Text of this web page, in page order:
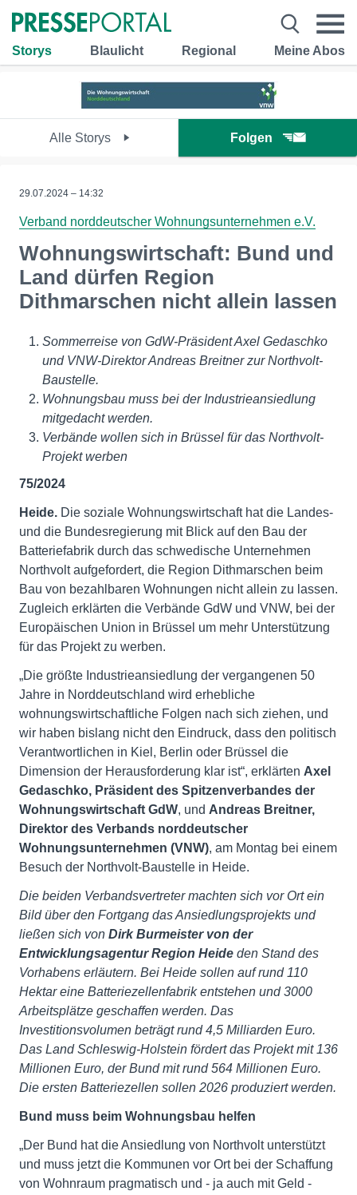
Storys Blaulicht Regional Meine Abos
Alle Storys Folgen
29.07.2024 – 14:32
Verband norddeutscher Wohnungsunternehmen e.V.
Wohnungswirtschaft: Bund und
Land dürfen Region
Dithmarschen nicht allein lassen
Sommerreise von GdW-Präsident Axel Gedaschko
und VNW-Direktor Andreas Breitner zur Northvolt-
Baustelle.
Wohnungsbau muss bei der Industrieansiedlung
mitgedacht werden.
Verbände wollen sich in Brüssel für das Northvolt-
Projekt werben
75/2024
Heide. Die soziale Wohnungswirtschaft hat die Landes-
und die Bundesregierung mit Blick auf den Bau der
Batteriefabrik durch das schwedische Unternehmen
Northvolt aufgefordert, die Region Dithmarschen beim
Bau von bezahlbaren Wohnungen nicht allein zu lassen.
Zugleich erklärten die Verbände GdW und VNW, bei der
Europäischen Union in Brüssel um mehr Unterstützung
für das Projekt zu werben.
„Die größte Industrieansiedlung der vergangenen 50
Jahre in Norddeutschland wird erhebliche
wohnungswirtschaftliche Folgen nach sich ziehen, und
wir haben bislang nicht den Eindruck, dass den politisch
Verantwortlichen in Kiel, Berlin oder Brüssel die
Dimension der Herausforderung klar ist“, erklärten Axel
Gedaschko, Präsident des Spitzenverbandes der
Wohnungswirtschaft GdW, und Andreas Breitner,
Direktor des Verbands norddeutscher
Wohnungsunternehmen (VNW), am Montag bei einem
Besuch der Northvolt-Baustelle in Heide.
Die beiden Verbandsvertreter machten sich vor Ort ein
Bild über den Fortgang das Ansiedlungsprojekts und
ließen sich von Dirk Burmeister von der
Entwicklungsagentur Region Heide den Stand des
Vorhabens erläutern. Bei Heide sollen auf rund 110
Hektar eine Batteriezellenfabrik entstehen und 3000
Arbeitsplätze geschaffen werden. Das
Investitionsvolumen beträgt rund 4,5 Milliarden Euro.
Das Land Schleswig-Holstein fördert das Projekt mit 136
Millionen Euro, der Bund mit rund 564 Millionen Euro.
Die ersten Batteriezellen sollen 2026 produziert werden.
Bund muss beim Wohnungsbau helfen
„Der Bund hat die Ansiedlung von Northvolt unterstützt
und muss jetzt die Kommunen vor Ort bei der Schaffung
von Wohnraum pragmatisch und - ja auch mit Geld -